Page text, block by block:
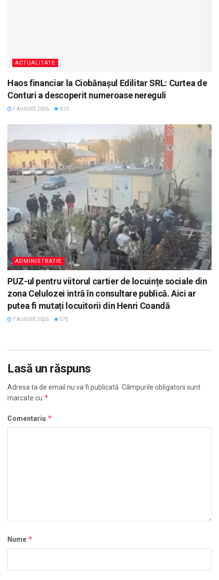
ACTUALITATE
Haos financiar la Ciobănașul Edilitar SRL: Curtea de
Conturi a descoperit numeroase nereguli
7 AUGUST, 2026 310
ADMINISTRATIE
PUZ-ul pentru viitorul cartier de locuințe sociale din
zona Celulozei intră în consultare publică. Aici ar
putea fi mutați locuitorii din Henri Coandă
7 AUGUST, 2026 575
Lasă un răspuns
Adresa ta de email nu va fi publicată. Câmpurile obligatorii sunt
marcate cu *
Comentariu *
Nume *